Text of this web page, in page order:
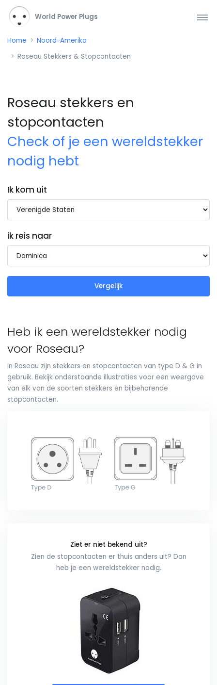
World Power Plugs
Home
Noord-Amerika
Roseau Stekkers & Stopcontacten
Roseau stekkers en
stopcontacten
Check of je een wereldstekker
nodig hebt
Ik kom uit
ik reis naar
Vergelijk
Heb ik een wereldstekker nodig
voor Roseau?
In Roseau zijn stekkers en stopcontacten van type D & G in
gebruik. Bekijk onderstaande illustraties voor een weergave
van elk van de soorten stekkers en bijbehorende
stopcontacten.
Ziet er niet bekend uit?
Zien de stopcontacten er thuis anders uit? Dan
heb je een wereldstekker nodig.